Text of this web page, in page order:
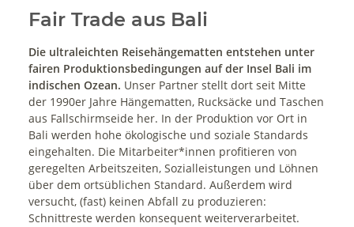
Fair Trade aus Bali
Die ultraleichten Reisehängematten entstehen unter
fairen Produktionsbedingungen auf der Insel Bali im
indischen Ozean. Unser Partner stellt dort seit Mitte
der 1990er Jahre Hängematten, Rucksäcke und Taschen
aus Fallschirmseide her. In der Produktion vor Ort in
Bali werden hohe ökologische und soziale Standards
eingehalten. Die Mitarbeiter*innen profitieren von
geregelten Arbeitszeiten, Sozialleistungen und Löhnen
über dem ortsüblichen Standard. Außerdem wird
versucht, (fast) keinen Abfall zu produzieren:
Schnittreste werden konsequent weiterverarbeitet.